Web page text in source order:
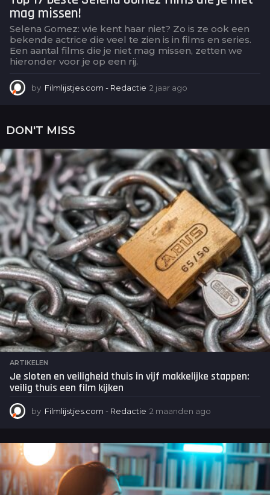
mag missen!
Selena Gomez: wie kent haar niet? Zo is ze ook een
bekende actrice die veel te zien is in films en series.
Een aantal films die je niet mag missen, zetten we
hieronder voor je op een rij.
by Filmlijstjes.com - Redactie 2 jaar ago
g
o
DON'T MISS
ARTIKELEN
Je sloten en veiligheid thuis in vijf makkelijke stappen:
veilig thuis een film kijken
by Filmlijstjes.com - Redactie 2 maanden ago
a
n
d
n